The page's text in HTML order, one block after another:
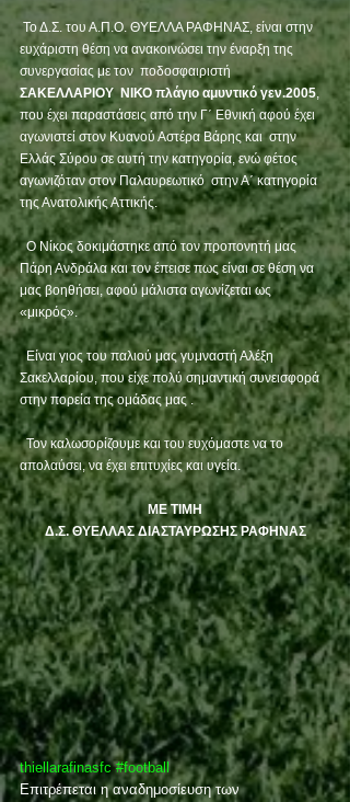
Το Δ.Σ. του Α.Π.Ο. ΘΥΕΛΛΑ ΡΑΦΗΝΑΣ, είναι στην
ευχάριστη θέση να ανακοινώσει την έναρξη της
συνεργασίας με τον  ποδοσφαιριστή
ΣΑΚΕΛΛΑΡΙΟΥ  ΝΙΚΟ πλάγιο αμυντικό γεν.2005,
που έχει παραστάσεις από την Γ΄ Εθνική αφού έχει
αγωνιστεί στον Κυανού Αστέρα Βάρης και  στην
Ελλάς Σύρου σε αυτή την κατηγορία, ενώ φέτος
αγωνιζόταν στον Παλαυρεωτικό  στην Α΄ κατηγορία
της Ανατολικής Αττικής.
Ο Νίκος δοκιμάστηκε από τον προπονητή μας
Πάρη Ανδράλα και τον έπεισε πως είναι σε θέση να
μας βοηθήσει, αφού μάλιστα αγωνίζεται ως
«μικρός».
Είναι γιος του παλιού μας γυμναστή Αλέξη
Σακελλαρίου, που είχε πολύ σημαντική συνεισφορά
στην πορεία της ομάδας μας .
Τον καλωσορίζουμε και του ευχόμαστε να το
απολαύσει, να έχει επιτυχίες και υγεία.
ΜΕ ΤΙΜΗ
Δ.Σ. ΘΥΕΛΛΑΣ ΔΙΑΣΤΑΥΡΩΣΗΣ ΡΑΦΗΝΑΣ
thiellarafinasfc #football
Επιτρέπεται η αναδημοσίευση των